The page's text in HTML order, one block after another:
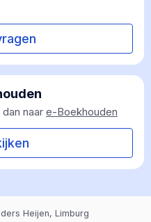
naar e-Boekhouden
Heijen, Limburg